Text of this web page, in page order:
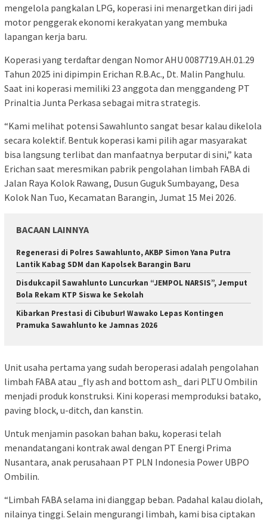
mengelola pangkalan LPG, koperasi ini menargetkan diri jadi
motor penggerak ekonomi kerakyatan yang membuka
lapangan kerja baru.
Koperasi yang terdaftar dengan Nomor AHU 0087719.AH.01.29
Tahun 2025 ini dipimpin Erichan R.B.Ac., Dt. Malin Panghulu.
Saat ini koperasi memiliki 23 anggota dan menggandeng PT
Prinaltia Junta Perkasa sebagai mitra strategis.
“Kami melihat potensi Sawahlunto sangat besar kalau dikelola
secara kolektif. Bentuk koperasi kami pilih agar masyarakat
bisa langsung terlibat dan manfaatnya berputar di sini,” kata
Erichan saat meresmikan pabrik pengolahan limbah FABA di
Jalan Raya Kolok Rawang, Dusun Guguk Sumbayang, Desa
Kolok Nan Tuo, Kecamatan Barangin, Jumat 15 Mei 2026.
BACAAN LAINNYA
Regenerasi di Polres Sawahlunto, AKBP Simon Yana Putra
Lantik Kabag SDM dan Kapolsek Barangin Baru
Disdukcapil Sawahlunto Luncurkan “JEMPOL NARSIS”, Jemput
Bola Rekam KTP Siswa ke Sekolah
Kibarkan Prestasi di Cibubur! Wawako Lepas Kontingen
Pramuka Sawahlunto ke Jamnas 2026
Unit usaha pertama yang sudah beroperasi adalah pengolahan
limbah FABA atau _fly ash and bottom ash_ dari PLTU Ombilin
menjadi produk konstruksi. Kini koperasi memproduksi batako,
paving block, u-ditch, dan kanstin.
Untuk menjamin pasokan bahan baku, koperasi telah
menandatangani kontrak awal dengan PT Energi Prima
Nusantara, anak perusahaan PT PLN Indonesia Power UBPO
Ombilin.
“Limbah FABA selama ini dianggap beban. Padahal kalau diolah,
nilainya tinggi. Selain mengurangi limbah, kami bisa ciptakan